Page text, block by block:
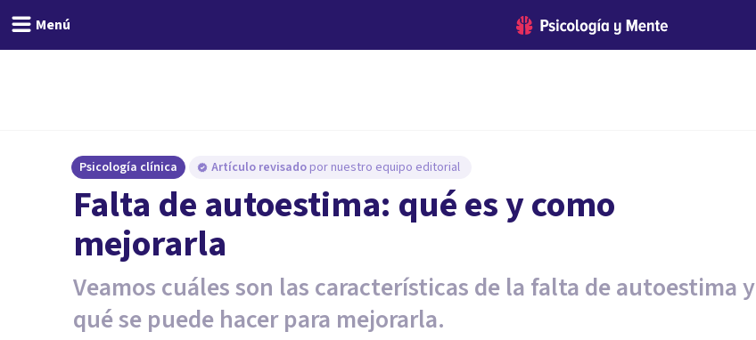
Menú
Psicología clínica Artículo revisado por nuestro equipo editorial
Falta de autoestima: qué es y como
mejorarla
Veamos cuáles son las características de la falta de autoestima y
qué se puede hacer para mejorarla.